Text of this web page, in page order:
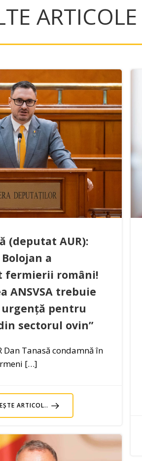
ARTICOLE
(deputat AUR):
a
fermierii români!
ANSVSA trebuie
urgență pentru
sectorul ovin”
Dan Tanasă condamnă în
[…]
ARTICOL..